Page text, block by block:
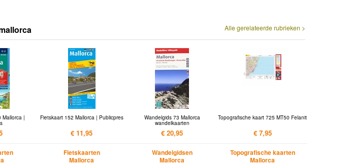
Alle gerelateerde rubrieken >
Mallorca | Fietskaart 152 Mallorca | Publicpres
€ 11,95
Fietskaarten
Mallorca
Wandelgids 73 Mallorca
wandelkaarten
€ 20,95
Wandelgidsen
Mallorca
Topografische kaart 725 MT50 Felanit
€ 7,95
Topografische kaarten
Mallorca